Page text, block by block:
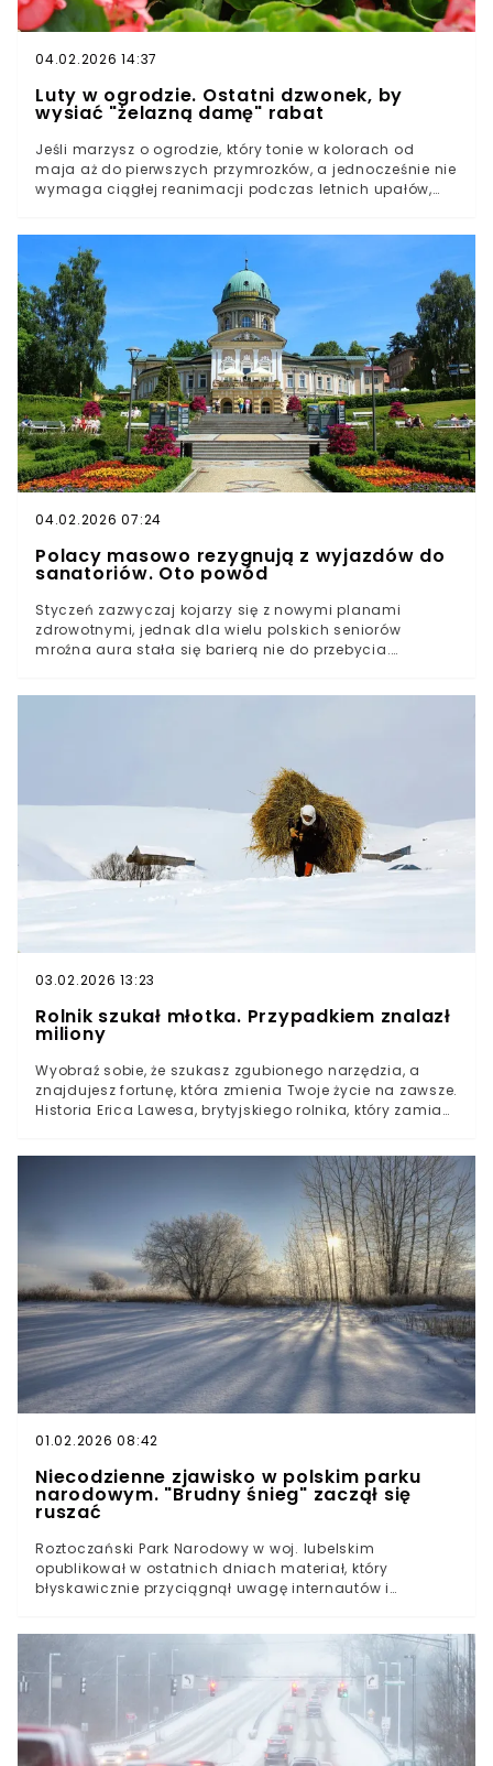
04.02.2026 14:37
Luty w ogrodzie. Ostatni dzwonek, by
wysiać "żelazną damę" rabat
Jeśli marzysz o ogrodzie, który tonie w kolorach od
maja aż do pierwszych przymrozków, a jednocześnie nie
wymaga ciągłej reanimacji podczas letnich upałów,
Jednak aby cieszyć się jej "niezniszczalnością" latem,
musisz poświęcić jej uwagę właśnie teraz. W
ogrodnictwie istnieje zasada: im mniejsze nasiono, tym
więcej czasu potrzebuje na start. Begonia jest tego
podręcznikowym przykładem.
04.02.2026 07:24
Polacy masowo rezygnują z wyjazdów do
sanatoriów. Oto powód
Styczeń zazwyczaj kojarzy się z nowymi planami
zdrowotnymi, jednak dla wielu polskich seniorów
mroźna aura stała się barierą nie do przebycia.
zaplanowanych turnusów sanatoryjnych?Jakie
konsekwencje niesie za sobą rezygnacja seniorów z
wyjazdów do sanatoriów?
03.02.2026 13:23
Rolnik szukał młotka. Przypadkiem znalazł
miliony
Wyobraź sobie, że szukasz zgubionego narzędzia, a
znajdujesz fortunę, która zmienia Twoje życie na zawsze.
Historia Erica Lawesa, brytyjskiego rolnika, który zamiast
co w Wielkiej Brytanii kończy się wypłatą gigantycznej
nagrody, w innych krajach – w tym w Polsce – mogłoby
przybrać zupełnie inny obrót. Znalazca natychmiast
powiadomił odpowiednie służby.To, co znajduje się pod
powierzchnią ich ziemi, należy do nich.Polskie prawo
przewiduje nagrody dla znalazców.
01.02.2026 08:42
Niecodzienne zjawisko w polskim parku
narodowym. "Brudny śnieg" zaczął się
ruszać
Roztoczański Park Narodowy w woj. lubelskim
opublikował w ostatnich dniach materiał, który
błyskawicznie przyciągnął uwagę internautów i
oka wygląda jak coś zupełnie nienaturalnego. Na
nagraniu widać „poruszający się brudny śnieg”, który
zaskoczył spacerowiczów i wywołał lawinę komentarzy
w sieci. Zimowe szlaki potrafią zaskoczyć bardziej, niż
się wydajeInternauci zobaczyli coś niepokojącego. Park
uspokaja, ale nie wszyscy wierzą„To nie brudny śnieg”.